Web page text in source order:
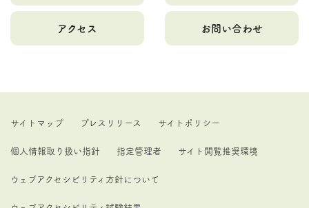
アクセス お問い合わせ
サイトマップ プレスリリース サイトポリシー
個人情報取り扱い指針 指定管理者 サイト閲覧推奨環境
ウェブアクセシビリティ方針について